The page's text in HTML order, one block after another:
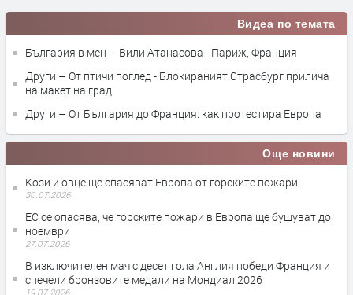
Видеа по темата
България в мен – Вили Атанасова - Париж, Франция
Други – От птичи поглед - Блокираният Страсбург прилича
на макет на град
Други – От България до Франция: как протестира Европа
Още новини
Кози и овце ще спасяват Европа от горските пожари
30.07.2026
ЕС се опасява, че горските пожари в Европа ще бушуват до
ноември
27.07.2026
В изключителен мач с десет гола Англия победи Франция и
спечели бронзовите медали на Мондиал 2026
19.07.2026